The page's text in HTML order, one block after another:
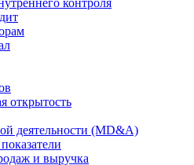
контроля
открытость
деятельности (MD&A)
и выручка